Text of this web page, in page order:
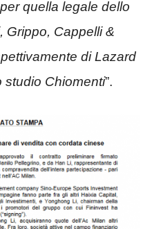
quella legale dello
Grippo, Cappelli &
di Lazard
studio Chiomenti”.